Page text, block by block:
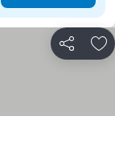
Partilhar